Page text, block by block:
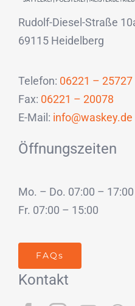
Rudolf-Diesel-Straße
69115 Heidelberg
Telefon: 06221 – 25727
Fax: 06221 – 20078
E-Mail: info@waskey.de
Öffnungszeiten
Mo. – Do. 07:00 – 17:00
Fr. 07:00 – 15:00
FAQs
Kontakt